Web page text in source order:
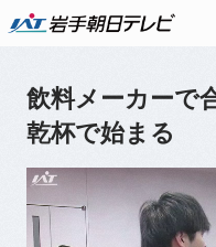
飲料メーカーで
乾杯で始まる